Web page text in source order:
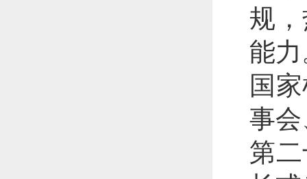
规
能
国
事
第